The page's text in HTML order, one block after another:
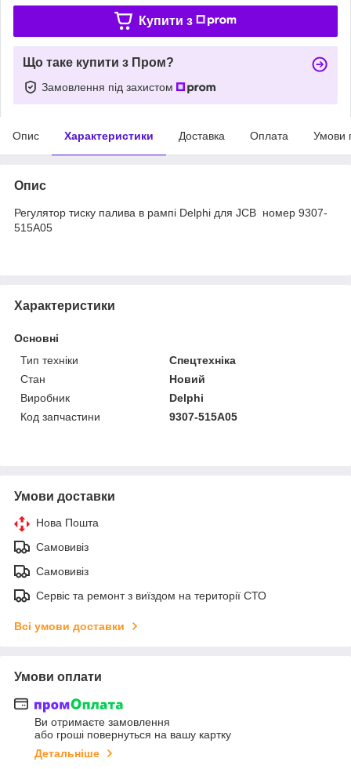
Купити з
Що таке купити з Пром?
Замовлення під захистом
Опис Характеристики Доставка Оплата Умови
Опис
Регулятор тиску палива в рампі Delphi для JCB номер 9307-
515A05
Характеристики
Основні
Тип техніки
Спецтехніка
Стан
Новий
Виробник
Delphi
Код запчастини
9307-515A05
Умови доставки
Нова Пошта
Самовивіз
Самовивіз
Сервіс та ремонт з виїздом на території СТО
Всі умови доставки
Умови оплати
Ви отримаєте замовлення
або гроші повернуться на вашу картку
Детальніше